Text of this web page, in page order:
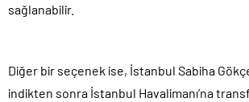
sağlanabilir.
Diğer bir seçenek ise, İstanbul Sabiha
indikten sonra İstanbul Havalimanı’na